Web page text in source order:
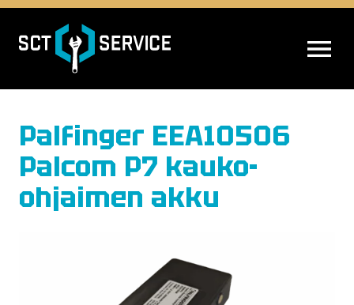
Palfinger EEA10506
Palcom P7 kauko-
ohjaimen akku